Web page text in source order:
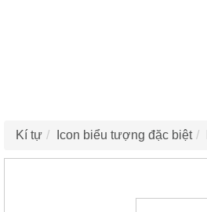
Kí tự Icon biểu tượng đặc biệt